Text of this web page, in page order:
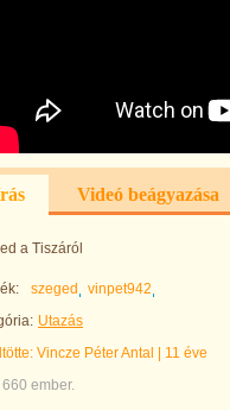
Videó beágyazása
a Tiszáról
szeged
vinpet942
Utazás
Vincze Péter Antal
11 éve
660 ember.